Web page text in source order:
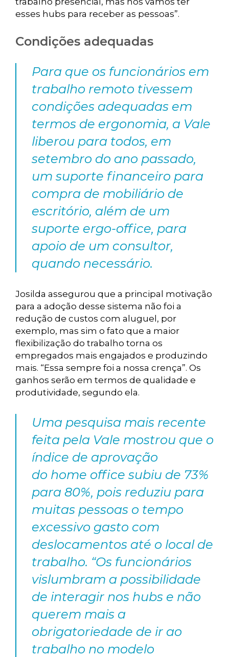
esses hubs para receber as pessoas”.
Condições adequadas
Para que os funcionários em
trabalho remoto tivessem
condições adequadas em
termos de ergonomia, a Vale
liberou para todos, em
setembro do ano passado,
um suporte financeiro para
compra de mobiliário de
escritório, além de um
suporte ergo-office, para
apoio de um consultor,
quando necessário.
Josilda assegurou que a principal motivação
para a adoção desse sistema não foi a
redução de custos com aluguel, por
exemplo, mas sim o fato que a maior
flexibilização do trabalho torna os
empregados mais engajados e produzindo
mais. “Essa sempre foi a nossa crença”. Os
ganhos serão em termos de qualidade e
produtividade, segundo ela.
Uma pesquisa mais recente
feita pela Vale mostrou que o
índice de aprovação
do home office subiu de 73%
para 80%, pois reduziu para
muitas pessoas o tempo
excessivo gasto com
deslocamentos até o local de
trabalho. “Os funcionários
vislumbram a possibilidade
de interagir nos hubs e não
querem mais a
obrigatoriedade de ir ao
trabalho no modelo